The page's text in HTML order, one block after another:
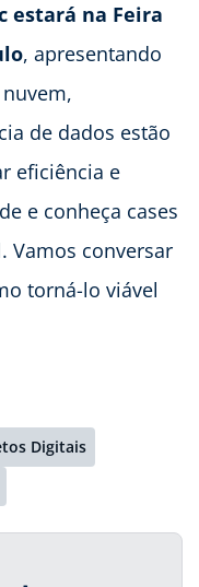
estará na Feira
, apresentando
de dados estão
eficiência e
e conheça cases
Vamos conversar
torná-lo viável
Digitais